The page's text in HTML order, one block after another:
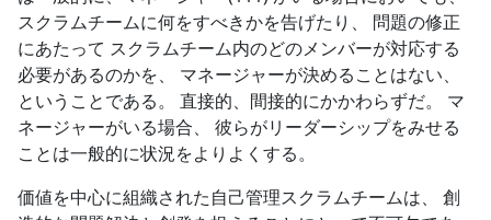
スクラムチームに何をすべきかを告げたり、 問題の修正
にあたって スクラムチーム内のどのメンバーが対応する
必要があるのかを、 マネージャーが決めることはない、
ということである。 直接的、間接的にかかわらずだ。 マ
ネージャーがいる場合、 彼らがリーダーシップをみせる
ことは一般的に状況をよりよくする。
価値を中心に組織された自己管理スクラムチームは、 創